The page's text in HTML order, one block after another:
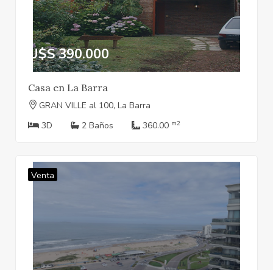
U$S 390.000
Casa en La Barra
GRAN VILLE al 100, La Barra
3D
2 Baños 360.00 m2
Venta